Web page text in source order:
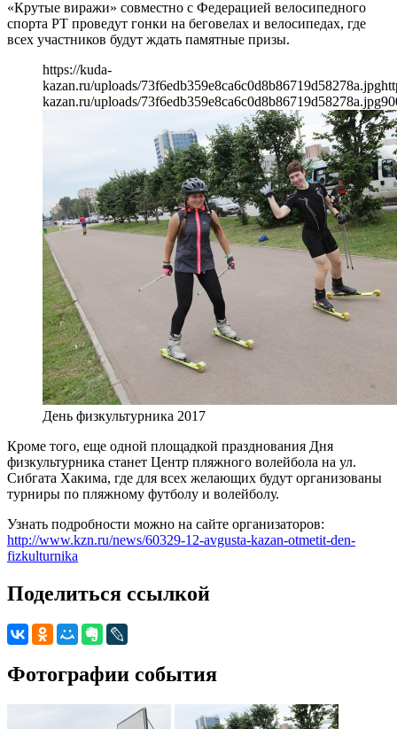
«Крутые виражи» совместно с Федерацией велосипедного
спорта РТ проведут гонки на беговелах и велосипедах, где
всех участников будут ждать памятные призы.
https://kuda-
kazan.ru/uploads/73f6edb359e8ca6c0d8b86719d58278a.jpg
kazan.ru/uploads/73f6edb359e8ca6c0d8b86719d58278a.jpg
День физкультурника 2017
Кроме того, еще одной площадкой празднования Дня
физкультурника станет Центр пляжного волейбола на ул.
Сибгата Хакима, где для всех желающих будут организованы
турниры по пляжному футболу и волейболу.
Узнать подробности можно на сайте организаторов:
http://www.kzn.ru/news/60329-12-avgusta-kazan-otmetit-den-
fizkulturnika
Поделиться ссылкой
Фотографии события